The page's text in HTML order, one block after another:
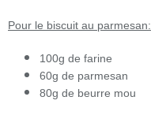
Pour le biscuit au parmesan:
100g de farine
60g de parmesan
80g de beurre mou